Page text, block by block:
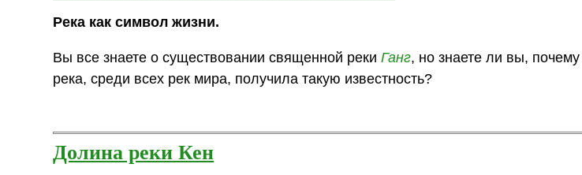
Река как символ жизни.
Вы все знаете о существовании священной рекиГанг, но знаете ли вы,
река, среди всех рек мира, получила такую известность?
Долина реки Кен